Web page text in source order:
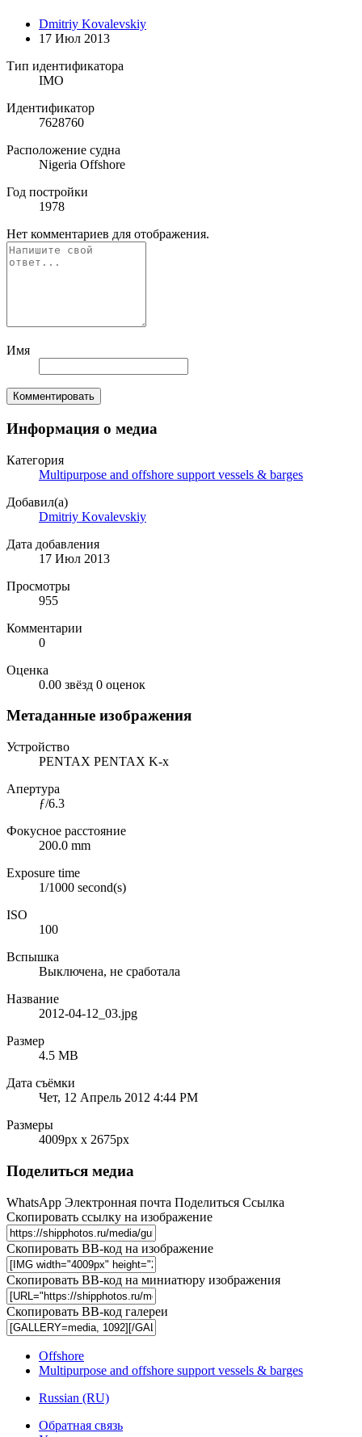
Dmitriy Kovalevskiy
17 Июл 2013
Тип идентификатора
IMO
Идентификатор
7628760
Расположение судна
Nigeria Offshore
Год постройки
1978
Нет комментариев для отображения.
Имя
Комментировать
Информация о медиа
Категория
Multipurpose and offshore support vessels & barges
Добавил(а)
Dmitriy Kovalevskiy
Дата добавления
17 Июл 2013
Просмотры
955
Комментарии
0
Оценка
0.00 звёзд 0 оценок
Метаданные изображения
Устройство
PENTAX PENTAX K-x
Апертура
ƒ/6.3
Фокусное расстояние
200.0 mm
Exposure time
1/1000 second(s)
ISO
100
Вспышка
Выключена, не сработала
Название
2012-04-12_03.jpg
Размер
4.5 MB
Дата съёмки
Чет, 12 Апрель 2012 4:44 PM
Размеры
4009px x 2675px
Поделиться медиа
WhatsApp Электронная почта Поделиться Ссылка
Скопировать ссылку на изображение
Скопировать BB-код на изображение
Скопировать BB-код на миниатюру изображения
Скопировать BB-код галереи
Offshore
Multipurpose and offshore support vessels & barges
Russian (RU)
Обратная связь